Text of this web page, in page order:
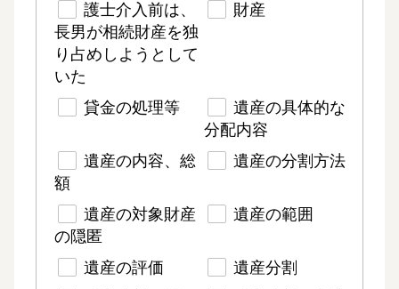
護士介入前は、
長男が相続財産を独
り占めしようとして
いた
財産
貸金の処理等
遺産の具体的な
分配内容
遺産の内容、総
額
遺産の分割方法
遺産の対象財産
の隠匿
遺産の範囲
遺産の評価
遺産分割